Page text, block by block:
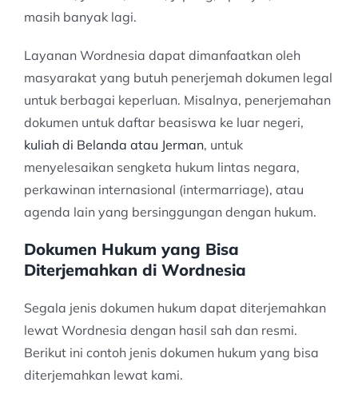
masih banyak lagi.
Layanan Wordnesia dapat dimanfaatkan oleh
masyarakat yang butuh penerjemah dokumen legal
untuk berbagai keperluan. Misalnya, penerjemahan
dokumen untuk daftar beasiswa ke luar negeri,
kuliah di Belanda atau Jerman, untuk
menyelesaikan sengketa hukum lintas negara,
perkawinan internasional (intermarriage), atau
agenda lain yang bersinggungan dengan hukum.
Dokumen Hukum yang Bisa
Diterjemahkan di Wordnesia
Segala jenis dokumen hukum dapat diterjemahkan
lewat Wordnesia dengan hasil sah dan resmi.
Berikut ini contoh jenis dokumen hukum yang bisa
diterjemahkan lewat kami.